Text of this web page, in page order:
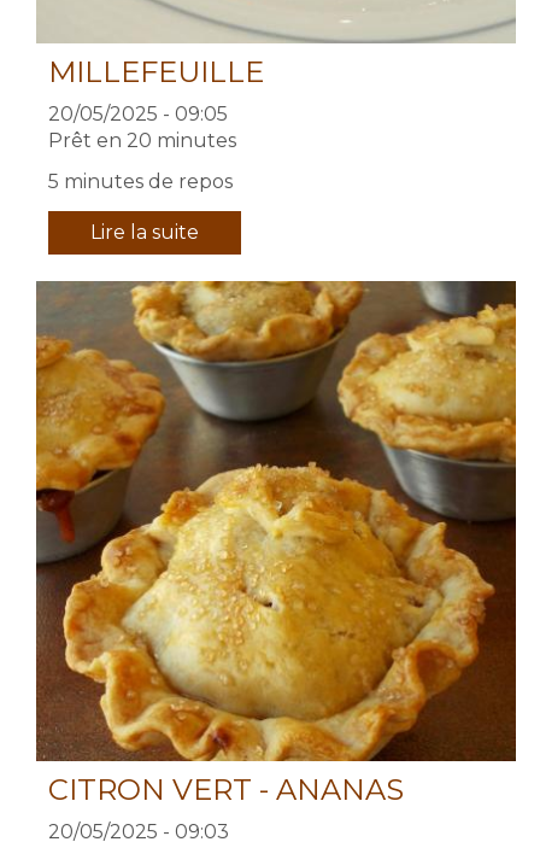
MILLEFEUILLE
20/05/2025 - 09:05
Prêt en 20 minutes
5 minutes de repos
Lire la suite
CITRON VERT - ANANAS
20/05/2025 - 09:03